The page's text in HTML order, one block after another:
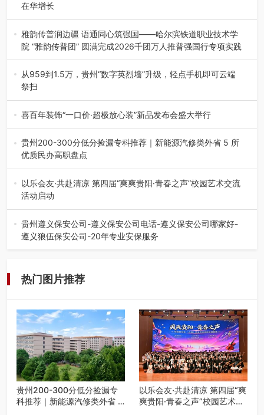
在华增长
融合全球研发实力与本土洞察，深化客户共创，赋能西南市
场创新发展 （7月27日，成…
雅韵传普润边疆 语通同心筑强国——哈尔滨铁道职业技术学
院 “雅韵传普团” 圆满完成2026千团万人推普强国行专项实践
为扎实推进2026“千团万人推普强国行”大学生暑期社会实
践，牢牢紧扣 “雅韵传普…
从959到1.5万，贵州“数字英烈墙”升级，轻点手机即可云端
祭扫
八一建军节到来之际，由贵州省退役军人事务厅指导，贵阳
市退役军人事务局联合贵州广电…
喜百年装饰“一口价·超极放心装”新品发布会盛大举行
2026年7月31日，喜百年装饰“一口价·超极放心装”新品发布
会在贵阳隆重举行。…
贵州200-300分低分捡漏专科推荐｜新能源汽修类外省 5 所
优质民办高职盘点
在贵州省高考志愿填报体系中，200至300分数段考生可选择
的省内工科、新能源汽车…
以乐会友·共赴清凉 第四届“爽爽贵阳·青春之声”校园艺术交流
活动启动
七月的贵阳，清风送爽，第四届“爽爽贵阳·青春之声”校园管
弦乐（合唱）艺术交流活动…
贵州遵义保安公司-遵义保安公司电话-遵义保安公司哪家好-
遵义狼伍保安公司-20年专业安保服务
热门图片推荐
贵州200-300分低分捡漏专
科推荐｜新能源汽修类外省 5
以乐会友·共赴清凉 第四届“爽
爽贵阳·青春之声”校园艺术交